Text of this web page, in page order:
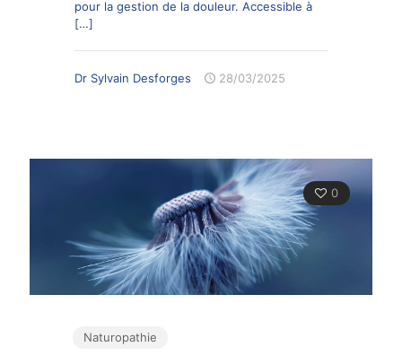
pour la gestion de la douleur. Accessible à
[…]
Dr Sylvain Desforges 28/03/2025
0
Naturopathie